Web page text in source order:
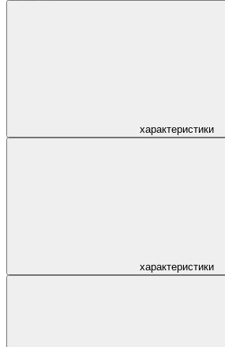
характеристики
характеристики